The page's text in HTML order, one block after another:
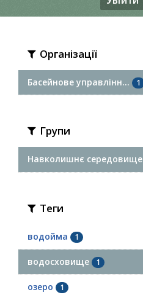
Організації
Басейнове управлінн... 1
Групи
Навколишнє середовище
Теги
водойма 1
водосховище 1
озеро 1